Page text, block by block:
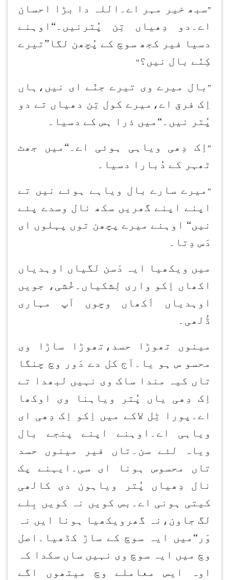
”سبھ خیر مہر اے۔اللہ دا بڑا احسان
اے۔دو دِھیاں تِن پُترنیں۔“اوہنے
دسیا فیر کجھ سوچ کے پُچھن لگا”تیرے
کِنّے بال نیں؟“
” بال میرے وی تیرے جنّے ای نیں،ہاں
اِک فرق اے،میرے کول تِن دھیاں تے دو
پُتر نیں۔“میں ذرا ہس کے دسیا۔
” اِک دِھی ویاہی ہوئی اے۔“میں جھٹ
ٹھہر کے دُبارا دسیا۔
” میرے سارے بال ویاہے ہوئے نیں تے
اپنے اپنے گھریں سکھ نال وسدے پئے
نیں“ اوہنے میرے پچھن توں پہلوں ای
دَس دِتا۔
میں ویکھیا ایہ دَسن لگیاں اوہدیاں
اکھاں اِکو واری لِشکیاں۔خُشی، جویں
اوہدیاں اَکھاں وچوں آپ مہاری
ڈُلھی۔
مینوں تھوڑا حسد،تھوڑا ساڑا وی
محسو س ہو یا۔اَج کل دے دَور وچ چنگا
تاں کیہ مندا ساک وی نہیں لبھدا تے
اِک دِھی یاں پُتر ویاہنا وی اوکھا
اے۔پورا ٹِل لاکے میں اِکو اِک دِھی ای
ویاہی اے۔اوہنے اپنے پنجے بال
ویاہ لئے سن۔تاں فیر مینوں حسد
تاں محسوس ہونا ای سی۔ایہنے پک
نال دِھیاں پُتر ویاہون دی کالھی
کیتی ہونی اے۔بس کویں نہ کویں بِلے
لگ جاون،نہ گھرویکھیا ہونا ایں نہ
وَر“میں ایہ سوچ کے ساڑ کڈھیا۔اصل
وچ میں ایہ سوچ وی نہیں ساں سکدا کہ
اوہ ایس معاملے وچ میتھوں اگے